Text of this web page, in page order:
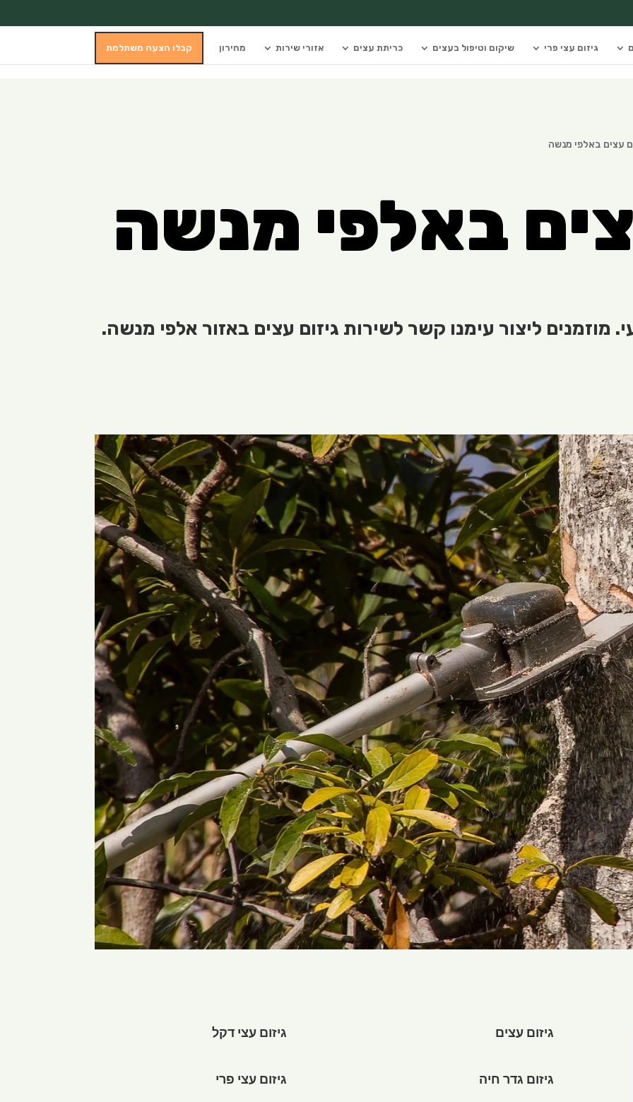
גיזום עצי פרי שיקום וטיפול בעצים כריתת עצים אזורי שירות מחירון קבלו הצעה משתלמת
עצים באלפי מנשה
באלפי מנשה
מוזמנים ליצור עימנו קשר לשירות גיזום עצים באזור אלפי מנשה.
גיזום עצי דקל
גיזום עצי פרי
גיזום עצים
גיזום גדר חיה